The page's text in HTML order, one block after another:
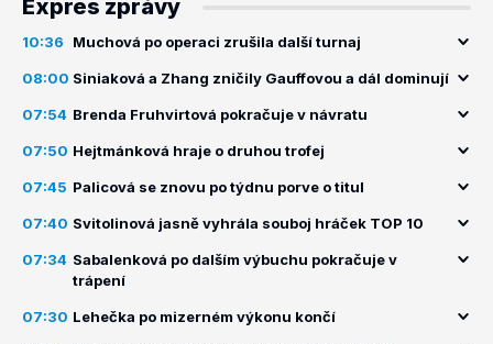
Expres zprávy
10:36 Muchová po operaci zrušila další turnaj
08:00 Siniaková a Zhang zničily Gauffovou a dál dominují
07:54 Brenda Fruhvirtová pokračuje v návratu
07:50 Hejtmánková hraje o druhou trofej
07:45 Palicová se znovu po týdnu porve o titul
07:40 Svitolinová jasně vyhrála souboj hráček TOP 10
07:34 Sabalenková po dalším výbuchu pokračuje v
trápení
07:30 Lehečka po mizerném výkonu končí